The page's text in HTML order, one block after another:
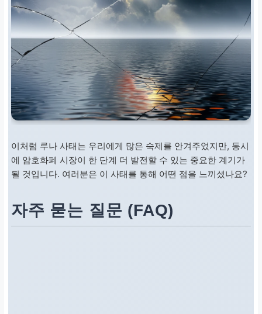
이처럼 루나 사태는 우리에게 많은 숙제를 안겨주었지만, 동시
에 암호화폐 시장이 한 단계 더 발전할 수 있는 중요한 계기가
될 것입니다. 여러분은 이 사태를 통해 어떤 점을 느끼셨나요?
자주 묻는 질문 (FAQ)